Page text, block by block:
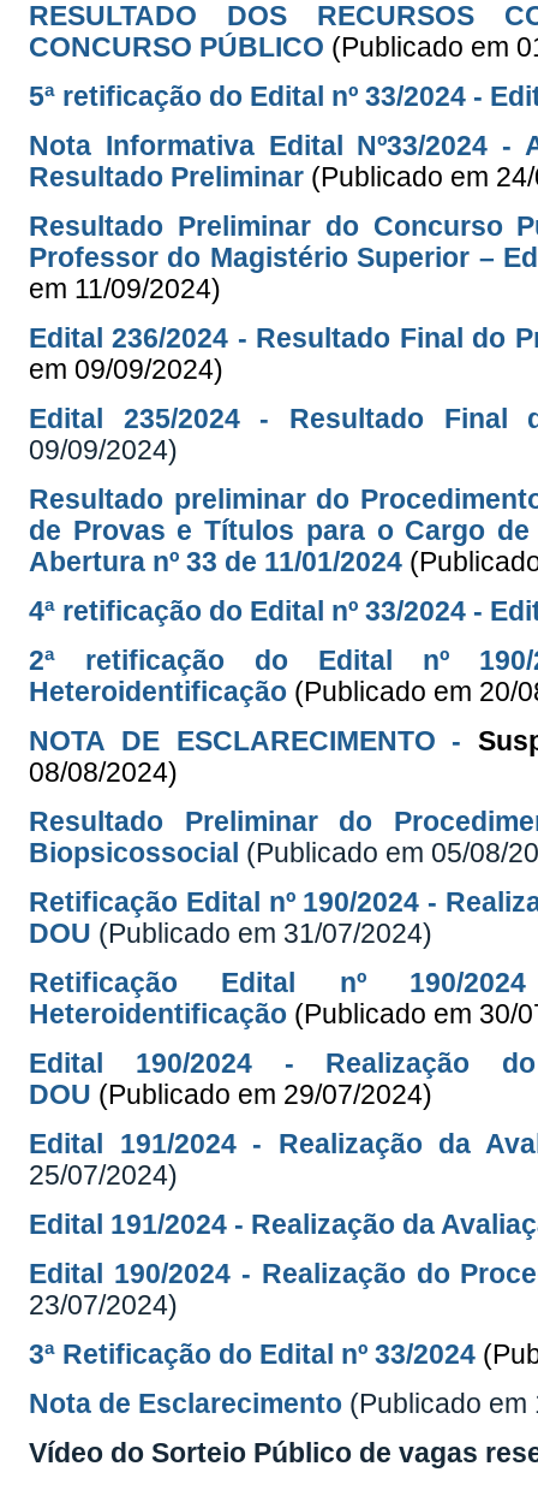
RESULTADO DOS RECURSOS
CONCURSO PÚBLICO (Publicado em
5ª retificação do Edital nº 33/2024 -
Nota Informativa Edital Nº33/2024
Resultado Preliminar (Publicado em
Resultado Preliminar do Concurso
Professor do Magistério Superior –
em 11/09/2024)
Edital 236/2024 - Resultado Final do
em 09/09/2024)
Edital 235/2024 - Resultado Final
09/09/2024)
Resultado preliminar do
de Provas e Títulos para o Cargo
Abertura nº 33 de 11/01/2024
4ª retificação do Edital nº 33/2024 -
2ª retificação do Edital nº
Heteroidentificação (Publicado em 20/
NOTA DE ESCLARECIMENTO -
08/08/2024)
Resultado Preliminar do
Biopsicossocial (Publicado em 05/08/
Retificação Edital nº 190/2024 -
DOU (Publicado em 31/07/2024)
Retificação Edital nº 190/
Heteroidentificação (Publicado em 30/
Edital 190/2024 - Realização
DOU (Publicado em 29/07/2024)
Edital 191/2024 - Realização da
25/07/2024)
Edital 191/2024 - Realização da
Edital 190/2024 - Realização do
23/07/2024)
3ª Retificação do Edital nº 33/2024
Nota de Esclarecimento (Publicado em
Vídeo do Sorteio Público de vagas